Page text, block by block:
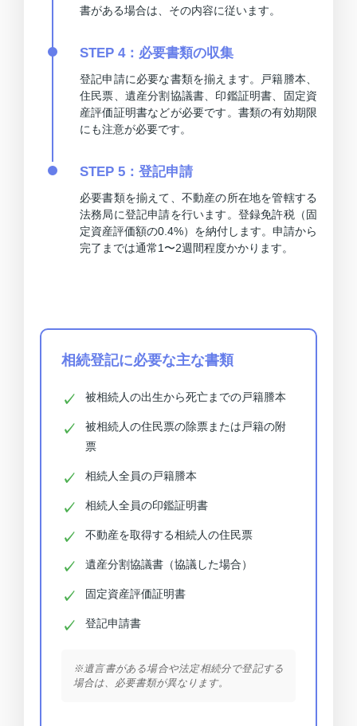
書がある場合は、その内容に従います。
STEP 4：必要書類の収集
登記申請に必要な書類を揃えます。戸籍謄本、
住民票、遺産分割協議書、印鑑証明書、固定資
産評価証明書などが必要です。書類の有効期限
にも注意が必要です。
STEP 5：登記申請
必要書類を揃えて、不動産の所在地を管轄する
法務局に登記申請を行います。登録免許税（固
定資産評価額の0.4%）を納付します。申請から
完了までは通常1〜2週間程度かかります。
相続登記に必要な主な書類
被相続人の出生から死亡までの戸籍謄本
被相続人の住民票の除票または戸籍の附
票
相続人全員の戸籍謄本
相続人全員の印鑑証明書
不動産を取得する相続人の住民票
遺産分割協議書（協議した場合）
固定資産評価証明書
登記申請書
※遺言書がある場合や法定相続分で登記する
場合は、必要書類が異なります。